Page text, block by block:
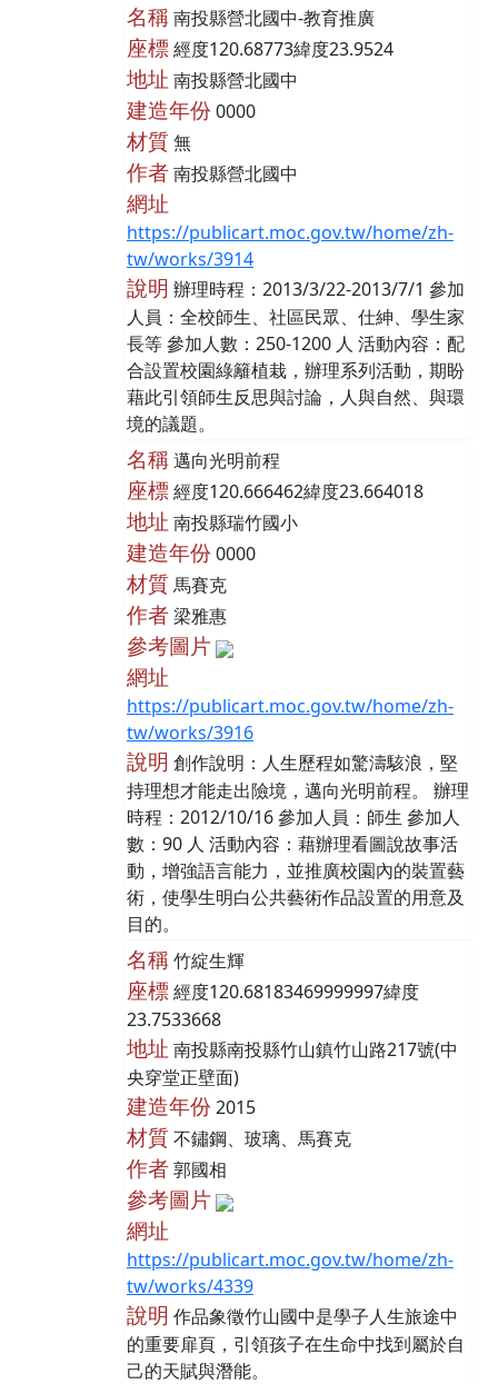
名稱南投縣營北國中-教育推廣
座標經度120.68773緯度23.9524
地址 南投縣營北國中
建造年份 0000
材質無
作者南投縣營北國中
網址
https://publicart.moc.gov.tw/home/zh-
tw/works/3914
說明 辦理時程：2013/3/22-2013/7/1 參加
人員：全校師生、社區民眾、仕紳、學生家
長等 參加人數：250-1200 人 活動內容：配
合設置校園綠籬植栽，辦理系列活動，期盼
藉此引領師生反思與討論，人與自然、與環
境的議題。
名稱邁向光明前程
座標經度120.666462緯度23.664018
地址 南投縣瑞竹國小
建造年份 0000
材質馬賽克
作者梁雅惠
參考圖片
網址
https://publicart.moc.gov.tw/home/zh-
tw/works/3916
說明 創作說明：人生歷程如驚濤駭浪，堅
持理想才能走出險境，邁向光明前程。 辦理
時程：2012/10/16 參加人員：師生 參加人
數：90 人 活動內容：藉辦理看圖說故事活
動，增強語言能力，並推廣校園內的裝置藝
術，使學生明白公共藝術作品設置的用意及
目的。
名稱竹綻生輝
座標經度120.68183469999997緯度
23.7533668
地址 南投縣南投縣竹山鎮竹山路217號(中
央穿堂正壁面)
建造年份 2015
材質不鏽鋼、玻璃、馬賽克
作者郭國相
參考圖片
網址
https://publicart.moc.gov.tw/home/zh-
tw/works/4339
說明 作品象徵竹山國中是學子人生旅途中
的重要扉頁，引領孩子在生命中找到屬於自
己的天賦與潛能。